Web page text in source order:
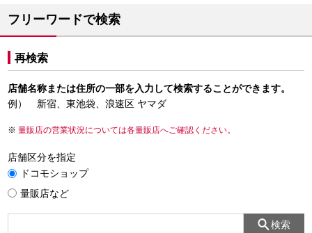
フリーワードで検索
再検索
店舗名称または住所の一部を入力して検索することができます。
例） 新宿、東池袋、浪速区 ヤマダ
量販店の営業状況については各量販店へご確認ください。
店舗区分を指定
ドコモショップ
量販店など
検索